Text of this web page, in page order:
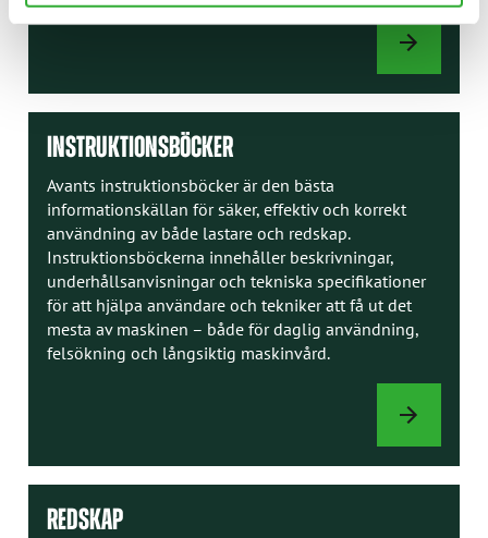
TILLVAL
INSTRUKTIONSBÖCKER
Avants instruktionsböcker är den bästa
informationskällan för säker, effektiv och korrekt
användning av både lastare och redskap.
Instruktionsböckerna innehåller beskrivningar,
underhållsanvisningar och tekniska specifikationer
för att hjälpa användare och tekniker att få ut det
mesta av maskinen – både för daglig användning,
felsökning och långsiktig maskinvård.
REDSKAP